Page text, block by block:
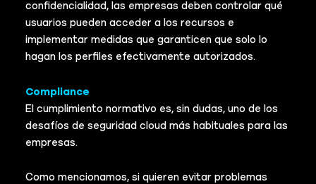
confidencialidad, las empresas deben controlar qué
usuarios pueden acceder a los recursos e
implementar medidas que garanticen que solo lo
hagan los perfiles efectivamente autorizados.
Compliance
El cumplimiento normativo es, sin dudas, uno de los
desafíos de seguridad cloud más habituales para las
empresas.
Como mencionamos, si quieren evitar problemas